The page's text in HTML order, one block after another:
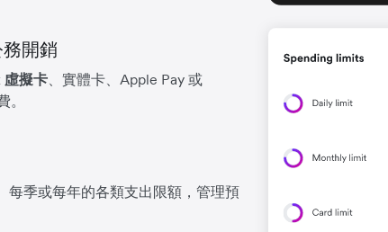
開銷
虛擬卡 、實體卡、Apple Pay 或
每季或每年的各類支出限額，管理預